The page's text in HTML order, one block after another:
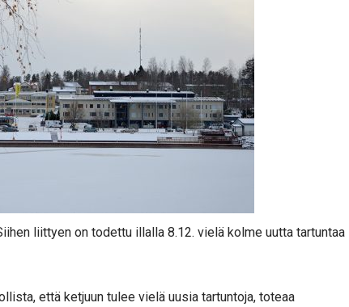
liittyen on todettu illalla 8.12. vielä kolme uutta tartuntaa
että ketjuun tulee vielä uusia tartuntoja, toteaa